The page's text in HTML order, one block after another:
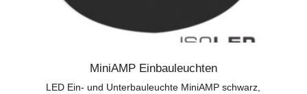
MiniAMP Einbauleuchten
LED Ein- und Unterbauleuchte MiniAMP schwarz,